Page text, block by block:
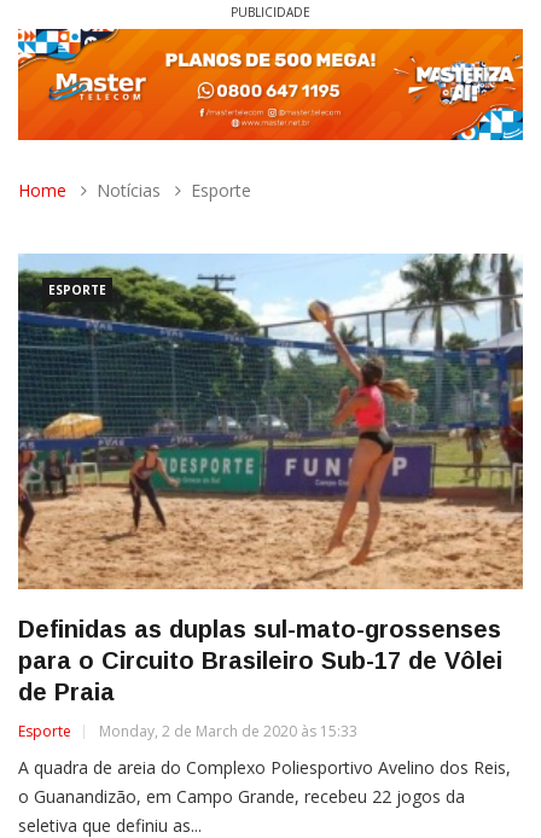
PUBLICIDADE
Home Notícias Esporte
ESPORTE
Definidas as duplas sul-mato-grossenses
para o Circuito Brasileiro Sub-17 de Vôlei
de Praia
Esporte Monday, 2 de March de 2020 às 15:33
A quadra de areia do Complexo Poliesportivo Avelino dos Reis,
o Guanandizão, em Campo Grande, recebeu 22 jogos da
seletiva que definiu as...